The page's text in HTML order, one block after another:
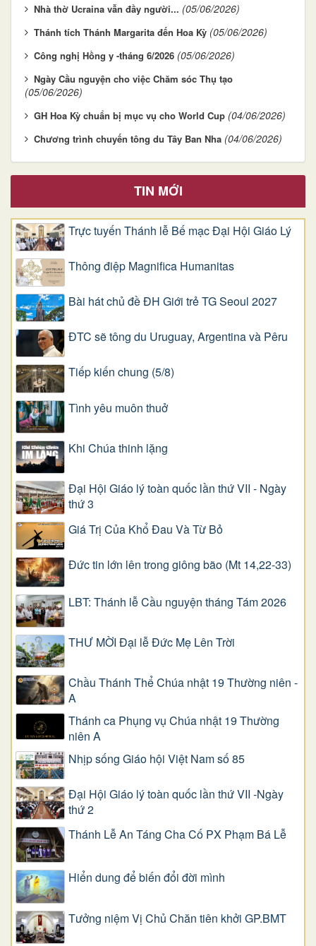
Nhà thờ Ucraina vẫn đầy người... (05/06/2026)
Thánh tích Thánh Margarita đến Hoa Kỳ (05/06/2026)
Công nghị Hồng y -tháng 6/2026 (05/06/2026)
Ngày Cầu nguyện cho việc Chăm sóc Thụ tạo
(05/06/2026)
GH Hoa Kỳ chuẩn bị mục vụ cho World Cup (04/06/2026)
Chương trình chuyến tông du Tây Ban Nha (04/06/2026)
TIN MỚI
Trực tuyến Thánh lễ Bế mạc Đại Hội Giáo Lý
Thông điệp Magnifica Humanitas
Bài hát chủ đề ĐH Giới trẻ TG Seoul 2027
ĐTC sẽ tông du Uruguay, Argentina và Pêru
Tiếp kiến chung (5/8)
Tình yêu muôn thuở
Khi Chúa thinh lặng
Đại Hội Giáo lý toàn quốc lần thứ VII - Ngày
thứ 3
Giá Trị Của Khổ Ðau Và Từ Bỏ
Đức tin lớn lên trong giông bão (Mt 14,22-33)
LBT: Thánh lễ Cầu nguyện tháng Tám 2026
THƯ MỜI Đại lễ Đức Mẹ Lên Trời
Chầu Thánh Thể Chúa nhật 19 Thường niên -
A
Thánh ca Phụng vụ Chúa nhật 19 Thường
niên A
Nhịp sống Giáo hội Việt Nam số 85
Đại Hội Giáo lý toàn quốc lần thứ VII -Ngày
thứ 2
Thánh Lễ An Táng Cha Cố PX Phạm Bá Lễ
Hiển dung để biến đổi đời mình
Tưởng niệm Vị Chủ Chăn tiên khởi GP.BMT